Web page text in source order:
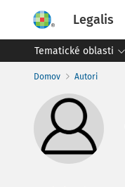
Legalis
Tematické oblasti
Domov Autori